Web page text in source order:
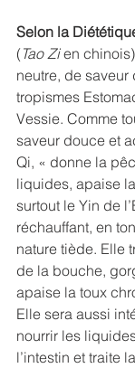
Selon la
(Tao Zi en
neutre, de
tropismes
Vessie. Comme
saveur douce et
Qi, « donne la
liquides, apaise
surtout le Yin de
réchauffant, en
nature tiède. Elle
de la bouche,
apaise la toux
Elle sera aussi
nourrir les
l’intestin et traite